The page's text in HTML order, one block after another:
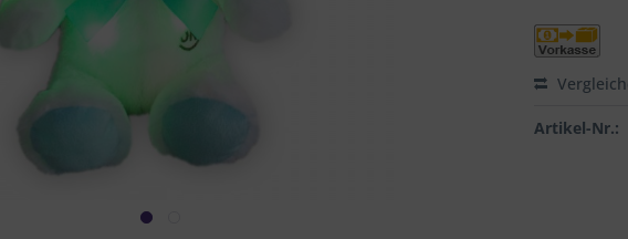
Artikel-Nr.: